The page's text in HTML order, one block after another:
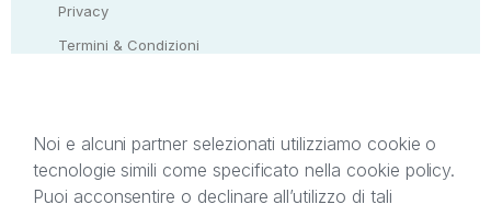
Privacy
Termini & Condizioni
Il presente sito web è di proprietà di StreetLib S.r.l.
Noi e alcuni partner selezionati utilizziamo cookie o
tecnologie simili come specificato nella cookie policy.
Puoi acconsentire o declinare all’utilizzo di tali